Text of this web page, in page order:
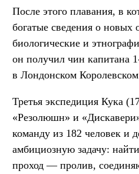
После этого плавания, в
богатые сведения о новых
биологические и
он получил чин капитана
в Лондонском
Третья экспедиция Кука
«Резолюшн» и
команду из 182 человек и
амбициозную задачу:
проход — пролив,